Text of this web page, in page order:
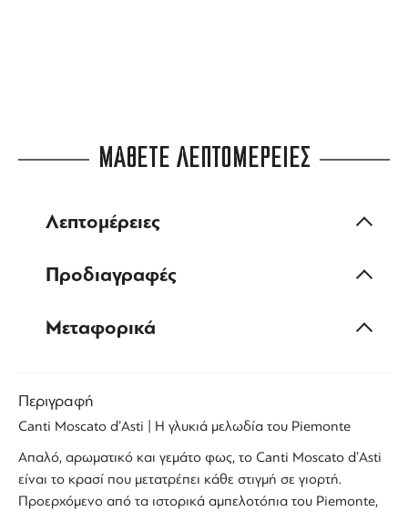
ΜΑΘΕΤΕ ΛΕΠΤΟΜΕΡΕΙΕΣ
Λεπτομέρειες
Προδιαγραφές
Μεταφορικά
Περιγραφή
Canti Moscato d’Asti | Η γλυκιά μελωδία του Piemonte
Απαλό, αρωματικό και γεμάτο φως, το Canti Moscato d’Asti
είναι το κρασί που μετατρέπει κάθε στιγμή σε γιορτή.
Προερχόμενο από τα ιστορικά αμπελοτόπια του Piemonte,